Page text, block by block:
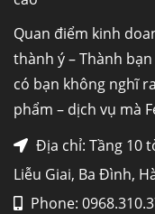
Quan điểm kinh
thành ý – Thành bạn
có bạn không nghĩ
phẩm – dịch vụ mà
Địa chỉ: Tầng 10
Liễu Giai, Ba Đình,
Phone:
máy...
Hợp